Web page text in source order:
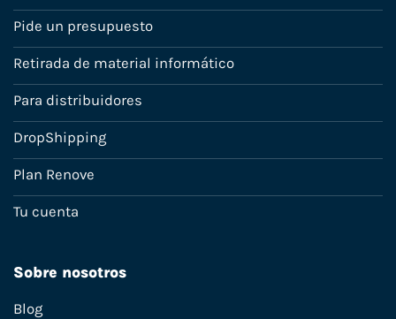
Pide un presupuesto
Retirada de material informático
Para distribuidores
DropShipping
Plan Renove
Tu cuenta
Sobre nosotros
Blog